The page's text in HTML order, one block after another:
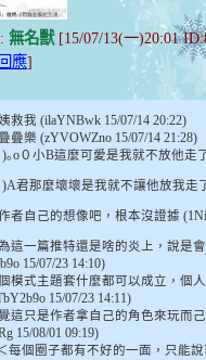
無名獸[15/07/13(一)20:01
回應]
救我 (ilaYNBwk 15/07/14 20:22)
疊樂 (zYVOWZno 15/07/14 21:28)
o０小B這麼可愛是我就不放他走
君那麼壞壞是我就不讓他放我走
者自己的想像吧，根本沒證據
這一篇推特還是啥的炎上，說是
15/07/23 14:10)
模式主題套什麼都可以成立，個
15/07/23 14:11)
這只是作者拿自己的角色來玩而
15/08/01 09:19)
每個圈子都有不好的一面，只能